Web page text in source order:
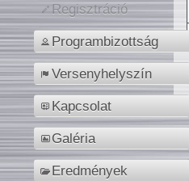
Regisztráció
Programbizottság
Versenyhelyszín
Kapcsolat
Galéria
Eredmények